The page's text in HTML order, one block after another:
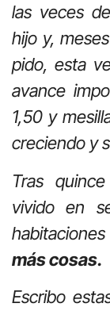
las veces
hijo y,
pido, esta
avance
1,50 y
creciendo y
Tras
vivido en
más cosas.
Escribo